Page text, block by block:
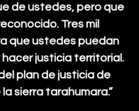
de ustedes, pero que
Tres mil
que ustedes puedan
justicia territorial.
plan de justicia de
sierra tarahumara.”